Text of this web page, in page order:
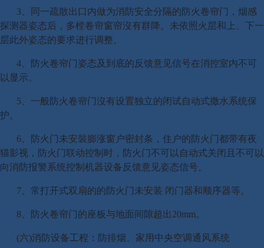
3、同一疏散出口内做为消防安全分隔的防火卷帘门，烟感
探测器姿态后，多樘卷帘窗帘沒有群降。未依照火层和上、下一
层此外姿态的要求进行调整。
4、防火卷帘门姿态及到底的反馈意见信号在消控室内不可
以显示。
5、一般防火卷帘门沒有设置独立的闭试自动式撒水系统保
护。
6、防火门未安裝膨涨窗户密封条，住户的防火门都带有夜
猫影视，防火门联动控制时，防火门不可以自动式关闭且不可以
向消防报警系统控制机器设备反馈意见姿态信号。
7、常打开式双扇的的防火门未安装 闭门器和顺序器等。
8、防火卷帘门的座板与地面间隙超出20mm。
(六)消防设备工程：防排烟、家用中央空调通风系统